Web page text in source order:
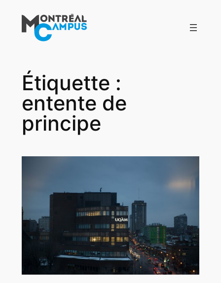
contenu
Étiquette :
entente de
principe